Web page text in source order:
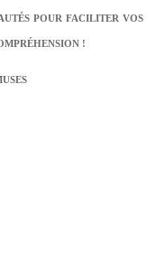
POUR FACILITER
!